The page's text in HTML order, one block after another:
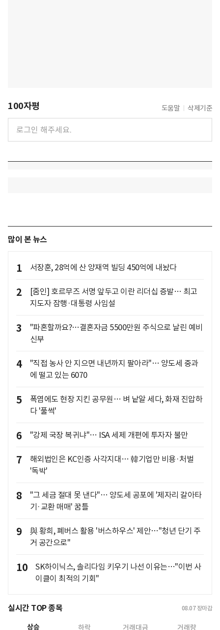
100자평 도움말 삭제기준
많이 본 뉴스
1 서장훈, 28억에 산 양재역 빌딩 450억에 내놨다
2
[줌인] 호르무즈 서명 앞두고 이란 리더십 증발… 최고
지도자 잠행·대통령 사임설
3
"파혼할까요?…결혼자금 5500만원 주식으로 날린 예비
신부
4
"직접 농사 안 지으면 내년까지 팔아라"… 양도세 중과
에 떨고 있는 6070
5
폭염에도 현장 지킨 공무원… 벼 낱알 세다, 화재 진압하
다 '풀썩'
6 "강제 국장 복귀냐"… ISA 세제 개편에 투자자 불만
7
해외법인은 KC인증 사각지대… 韓기업만 비용·처벌
'독박'
8
"그 세금 절대 못 낸다"… 양도세 공포에 '제자리 갈아타
기·교환 매매' 꿈틀
9
與 황희, 폐버스 활용 '버스하우스' 제안…"청년 단기 주
거 공간으로"
10
SK하이닉스, 솔리다임 키우기 나선 이유는…"이번 사
이클이 최적의 기회"
실시간 TOP 종목 08.07 장마감
상승 하락 거래대금 거래량